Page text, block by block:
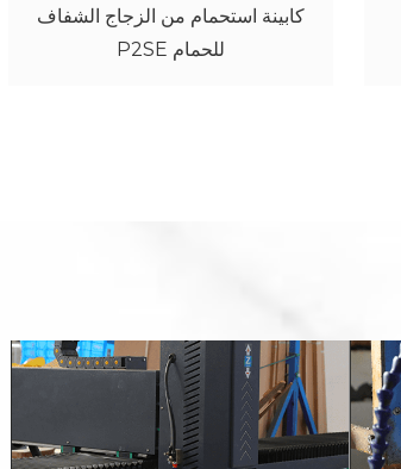
صينية دش منحنية من الأكريليك
الأبيض المتين T104